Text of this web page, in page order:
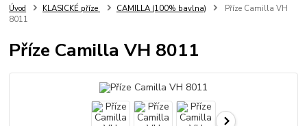
Úvod KLASICKÉ příze CAMILLA (100% bavlna)
Příze Camilla VH
8011
Příze Camilla VH 8011